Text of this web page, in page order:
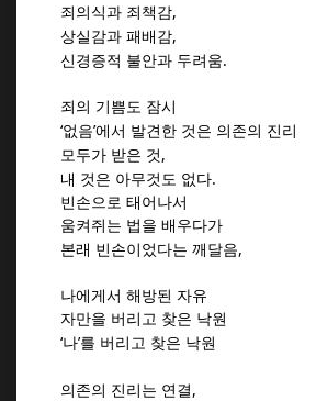
죄의식과 죄책감,
상실감과 패배감,
신경증적 불안과 두려움.
죄의 기쁨도 잠시
‘없음’에서 발견한 것은 의존의 진리
모두가 받은 것 ,
내 것은 아무것도 없다.
빈손으로 태어나서
움켜쥐는 법을 배우다가
본래 빈손이었다는 깨달음,
나에게서 해방된 자유
자만을 버리고 찾은 낙원
‘나’를 버리고 찾은 낙원
의존의 진리는 연결 ,